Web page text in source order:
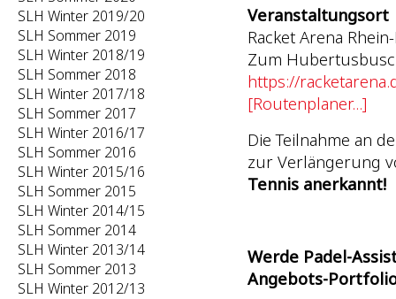
SLH Winter 2019/20
SLH Sommer 2019
SLH Winter 2018/19
SLH Sommer 2018
SLH Winter 2017/18
SLH Sommer 2017
SLH Winter 2016/17
SLH Sommer 2016
SLH Winter 2015/16
SLH Sommer 2015
SLH Winter 2014/15
SLH Sommer 2014
SLH Winter 2013/14
SLH Sommer 2013
SLH Winter 2012/13
Veranstaltungsort
Racket Arena
Zum
https://
[Routenplaner...]
Die Teilnahme an
zur Verlängerung
Tennis anerkannt!
Werde Padel-
Angebots-